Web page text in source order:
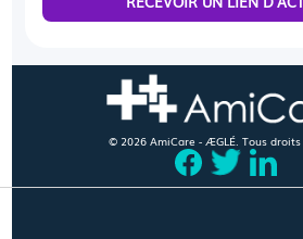
© 2026 AmiCare - ÆGLÉ. Tous droits